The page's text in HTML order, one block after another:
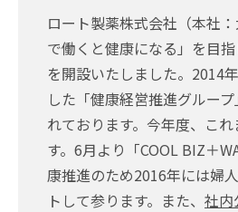
ロート製薬株式会社（本社
で働くと健康になる」を目
を開設いたしました。2014
した「健康経営推進グルー
れております。今年度、こ
す。6月より「COOL BIZ＋
康推進のため2016年には婦
トして参ります。また、 社内